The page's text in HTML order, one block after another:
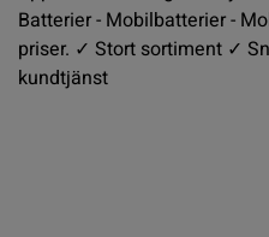
Batterier - Mobilbatterier -
priser. ✓ Stort sortiment ✓
kundtjänst